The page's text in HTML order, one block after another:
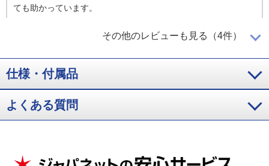
ても助かっています。
本当に美味しく焼ける！
パンの枚数、厚さ、焼き具合に合わせてオ－トで簡単に操作が
その他のレビューも見る（4件）
仕様・付属品
よくある質問